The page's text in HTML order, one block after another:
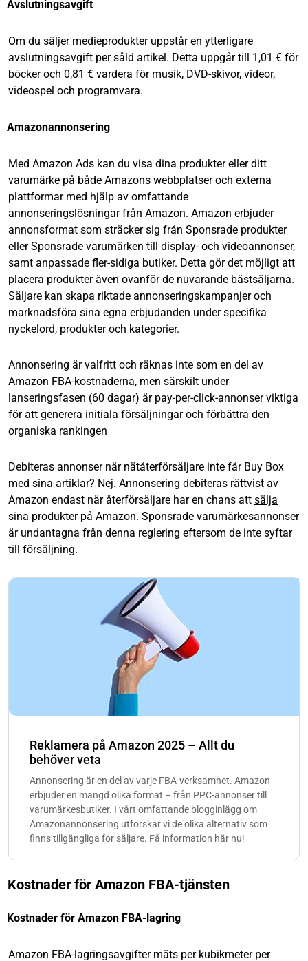
Avslutningsavgift
Om du säljer medieprodukter uppstår en ytterligare
avslutningsavgift per såld artikel. Detta uppgår till 1,01 € för
böcker och 0,81 € vardera för musik, DVD-skivor, videor,
videospel och programvara.
Amazonannonsering
Med Amazon Ads kan du visa dina produkter eller ditt
varumärke på både Amazons webbplatser och externa
plattformar med hjälp av omfattande
annonseringslösningar från Amazon. Amazon erbjuder
annonsformat som sträcker sig från Sponsrade produkter
eller Sponsrade varumärken till display- och videoannonser,
samt anpassade fler-sidiga butiker. Detta gör det möjligt att
placera produkter även ovanför de nuvarande bästsäljarna.
Säljare kan skapa riktade annonseringskampanjer och
marknadsföra sina egna erbjudanden under specifika
nyckelord, produkter och kategorier.
Annonsering är valfritt och räknas inte som en del av
Amazon FBA-kostnaderna, men särskilt under
lanseringsfasen (60 dagar) är pay-per-click-annonser viktiga
för att generera initiala försäljningar och förbättra den
organiska rankingen
Debiteras annonser när nätåterförsäljare inte får Buy Box
med sina artiklar? Nej. Annonsering debiteras rättvist av
Amazon endast när återförsäljare har en chans att sälja
sina produkter på Amazon. Sponsrade varumärkesannonser
är undantagna från denna reglering eftersom de inte syftar
till försäljning.
Reklamera på Amazon 2025 – Allt du
behöver veta
Annonsering är en del av varje FBA-verksamhet. Amazon
erbjuder en mängd olika format – från PPC-annonser till
varumärkesbutiker. I vårt omfattande blogginlägg om
Amazonannonsering utforskar vi de olika alternativ som
finns tillgängliga för säljare. Få information här nu!
Kostnader för Amazon FBA-tjänsten
Kostnader för Amazon FBA-lagring
Amazon FBA-lagringsavgifter mäts per kubikmeter per